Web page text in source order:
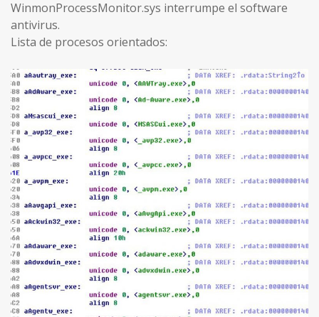
WinmonProcessMonitor.sys interrumpe el software
antivirus.
Lista de procesos orientados: